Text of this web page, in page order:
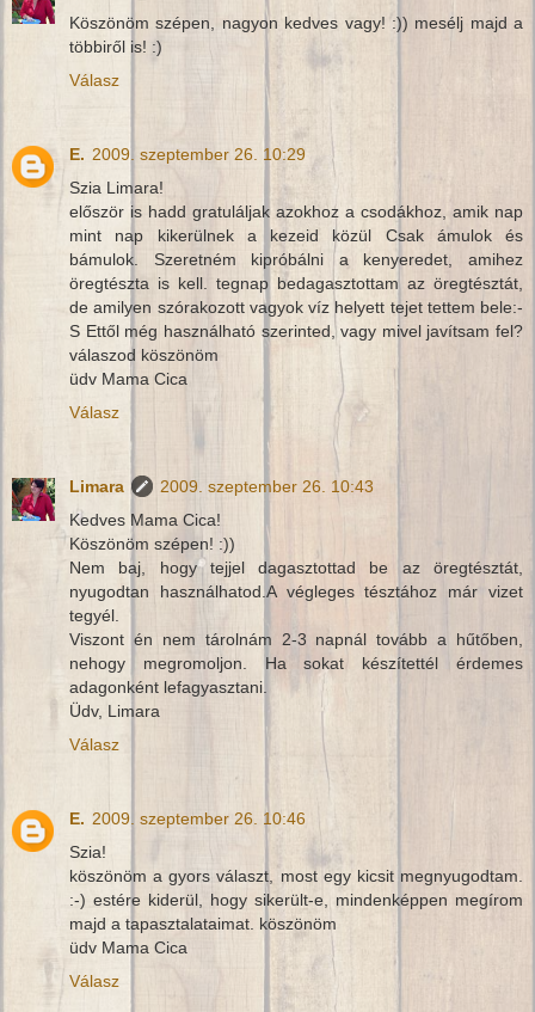
Köszönöm szépen, nagyon kedves vagy! :)) mesélj majd a
többiről is! :)
Válasz
E. 2009. szeptember 26. 10:29
Szia Limara!
először is hadd gratuláljak azokhoz a csodákhoz, amik nap
mint nap kikerülnek a kezeid közül Csak ámulok és
bámulok. Szeretném kipróbálni a kenyeredet, amihez
öregtészta is kell. tegnap bedagasztottam az öregtésztát,
de amilyen szórakozott vagyok víz helyett tejet tettem bele:-
S Ettől még használható szerinted, vagy mivel javítsam fel?
válaszod köszönöm
üdv Mama Cica
Válasz
Limara
2009. szeptember 26. 10:43
Kedves Mama Cica!
Köszönöm szépen! :))
Nem baj, hogy tejjel dagasztottad be az öregtésztát,
nyugodtan használhatod.A végleges tésztához már vizet
tegyél.
Viszont én nem tárolnám 2-3 napnál tovább a hűtőben,
nehogy megromoljon. Ha sokat készítettél érdemes
adagonként lefagyasztani.
Üdv, Limara
Válasz
E. 2009. szeptember 26. 10:46
Szia!
köszönöm a gyors választ, most egy kicsit megnyugodtam.
:-) estére kiderül, hogy sikerült-e, mindenképpen megírom
majd a tapasztalataimat. köszönöm
üdv Mama Cica
Válasz